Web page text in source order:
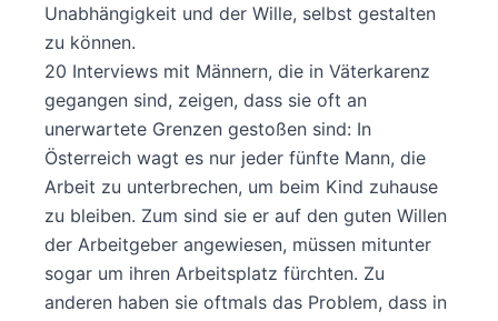
Unabhängigkeit und der Wille, selbst gestalten
zu können.
20 Interviews mit Männern, die in Väterkarenz
gegangen sind, zeigen, dass sie oft an
unerwartete Grenzen gestoßen sind: In
Österreich wagt es nur jeder fünfte Mann, die
Arbeit zu unterbrechen, um beim Kind zuhause
zu bleiben. Zum sind sie er auf den guten Willen
der Arbeitgeber angewiesen, müssen mitunter
sogar um ihren Arbeitsplatz fürchten. Zu
anderen haben sie oftmals das Problem, dass in